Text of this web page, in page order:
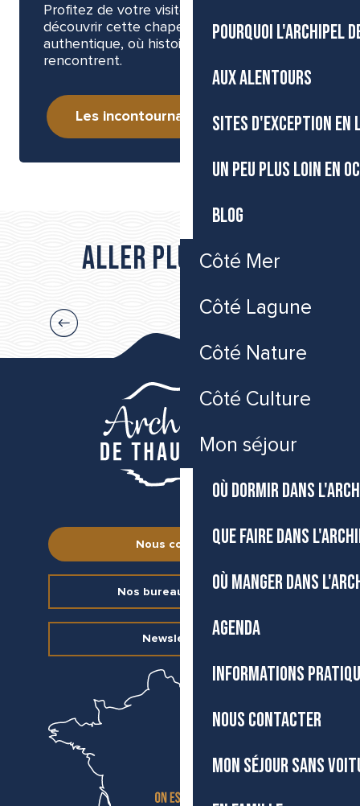
POURQUOI L'ARCHIPEL
AUX ALENTOURS
SITES D'EXCEPTION EN
UN PEU PLUS LOIN EN
BLOG
Côté Mer
Côté Lagune
Côté Nature
Côté Culture
Mon séjour
OÙ DORMIR DANS
QUE FAIRE DANS
OÙ MANGER DANS
AGENDA
INFORMATIONS
NOUS CONTACTER
MON SÉJOUR SANS
Profitez de votre visite à Gigean pour
découvrir cette chapelle et son cadre
authentique, où histoire et nature se
rencontrent.
Les incontournables de Gigean
Aller plus loin...
Une balade à cheval à travers le bois des Aresquiers
Nous contacter
Nos bureaux d’accueil
Newsletter